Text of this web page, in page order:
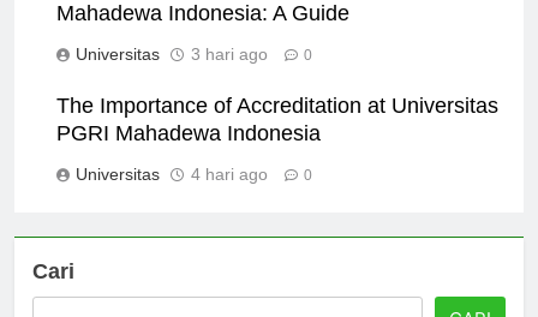
Mahadewa Indonesia: A Guide
Universitas 3 hari ago 0
The Importance of Accreditation at Universitas
PGRI Mahadewa Indonesia
Universitas 4 hari ago 0
Cari